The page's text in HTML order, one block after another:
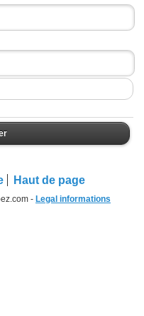
Haut de page
- Legal informations